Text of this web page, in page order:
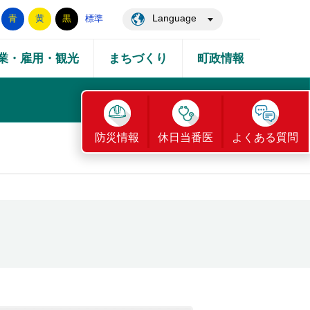
青 黄 黒 標準 Language
・雇用・観光 まちづくり 町政情報
防災情報 休日当番医 よくある質問